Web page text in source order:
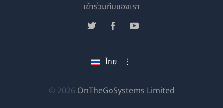
© 2026 OnTheGoSystems Limited(เปิด
ไทย
เข้าร่วมทีมของเรา
(เปิด
ใหม่)
(เปิด
ใหม่)
(เปิด